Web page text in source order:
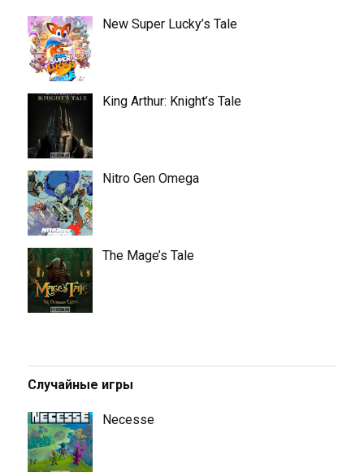
New Super Lucky’s Tale
King Arthur: Knight’s Tale
Nitro Gen Omega
The Mage’s Tale
Случайные игры
Necesse